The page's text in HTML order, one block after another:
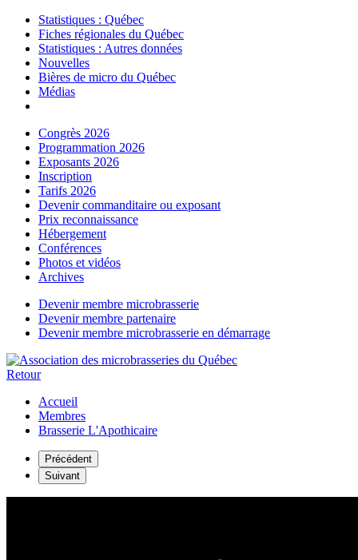
Statistiques : Québec
Fiches régionales du Québec
Statistiques : Autres données
Nouvelles
Bières de micro du Québec
Médias
Congrès 2026
Programmation 2026
Exposants 2026
Inscription
Tarifs 2026
Devenir commanditaire ou exposant
Prix reconnaissance
Hébergement
Conférences
Photos et vidéos
Archives
Devenir membre microbrasserie
Devenir membre partenaire
Devenir membre microbrasserie en démarrage
Retour
Accueil
Membres
Brasserie L'Apothicaire
Précédent
Suivant